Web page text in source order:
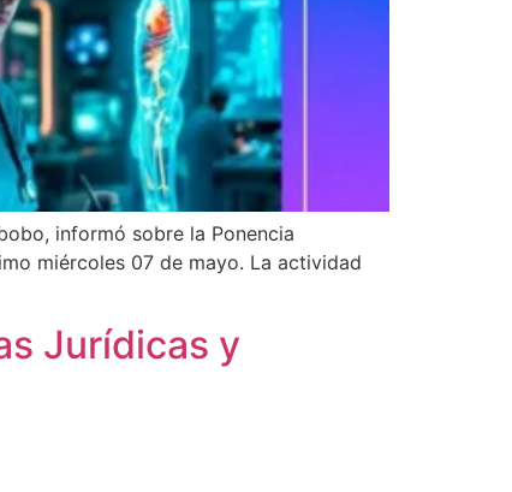
informó sobre la Ponencia
miércoles 07 de mayo. La actividad
Jurídicas y